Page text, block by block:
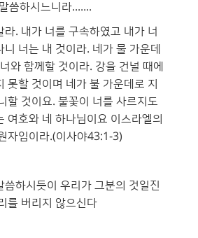
씀하시느니라.......
라. 내가 너를 구속하였고 내가 너
너는 내 것이라. 네가 물 가운데
와 함께할 것이라. 강을 건널 때에
못할 것이며 네가 불 가운데로 지
할 것이요. 불꽃이 너를 사르지도
여호와 네 하나님이요 이스라엘의
자임이라.(이사야43:1-3)
씀하시듯이 우리가 그분의 것일진
를 버리지 않으신다